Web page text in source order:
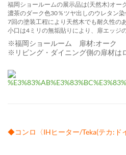
福岡ショールームの展示品は(天然木)オー
濃茶のダーク色30％ツヤ出しのウレタン染
7回の塗装工程により天然木でも耐久性の
小口は4ミリの無垢貼りにより、扉エッジ
※福岡ショールーム 扉材:オーク
※リビング・ダイニング側の扉材は
◆コンロ〈IHヒーター/Teka(テカ:ド